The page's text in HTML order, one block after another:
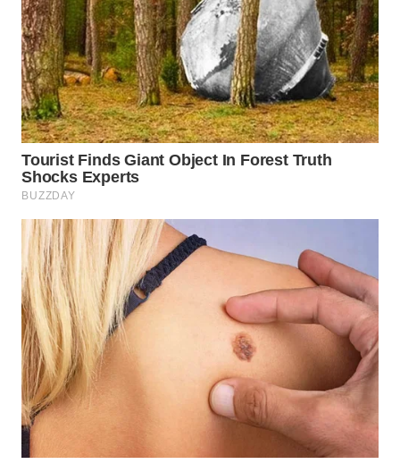
SUBANG
WN
SUKABUMI
WN
PURWAKARTA
WN
TIMUR
WN
SEMARANG
WN
SOLO
WN
BOROBUDUR